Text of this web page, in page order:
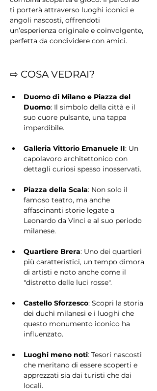
ti porterà attraverso luoghi iconici e
angoli nascosti, offrendoti
un’esperienza originale e coinvolgente,
perfetta da condividere con amici.
⇨ COSA VEDRAI?
Duomo di Milano e Piazza del
Duomo: Il simbolo della città e il
suo cuore pulsante, una tappa
imperdibile.
Galleria Vittorio Emanuele II: Un
capolavoro architettonico con
dettagli curiosi spesso inosservati.
Piazza della Scala: Non solo il
famoso teatro, ma anche
affascinanti storie legate a
Leonardo da Vinci e al suo periodo
milanese.
Quartiere Brera: Uno dei quartieri
più caratteristici, un tempo dimora
di artisti e noto anche come il
"distretto delle luci rosse".
Castello Sforzesco: Scopri la storia
dei duchi milanesi e i luoghi che
questo monumento iconico ha
influenzato.
Luoghi meno noti: Tesori nascosti
che meritano di essere scoperti e
apprezzati sia dai turisti che dai
locali.